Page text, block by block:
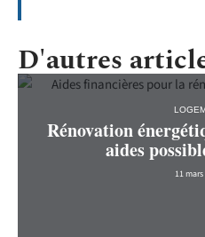
D'autres
Rénovation
aides
11